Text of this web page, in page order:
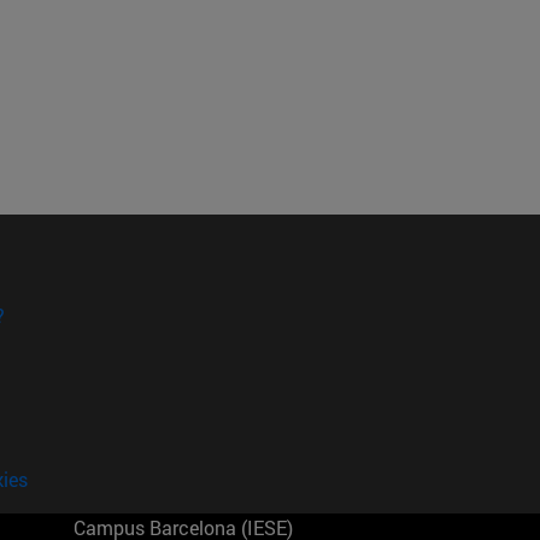
Campus Barcelona (IESE)